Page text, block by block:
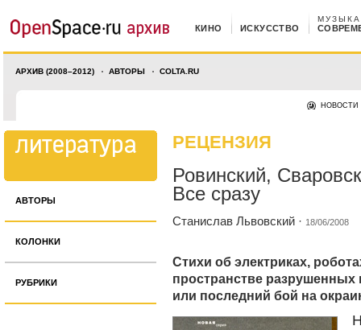
КИНО ИСКУССТВО
МУЗЫКА
АРХИВ (2008–2012) АВТОРЫ COLTA.RU
НОВОСТИ
АВТОРЫ
КОЛОНКИ
РУБРИКИ
РЕЦЕНЗИЯ
Ровинский,
Все сразу
Станислав Львовский · 18/06/2008
Стихи об электриках,
пространстве
или последний бой на